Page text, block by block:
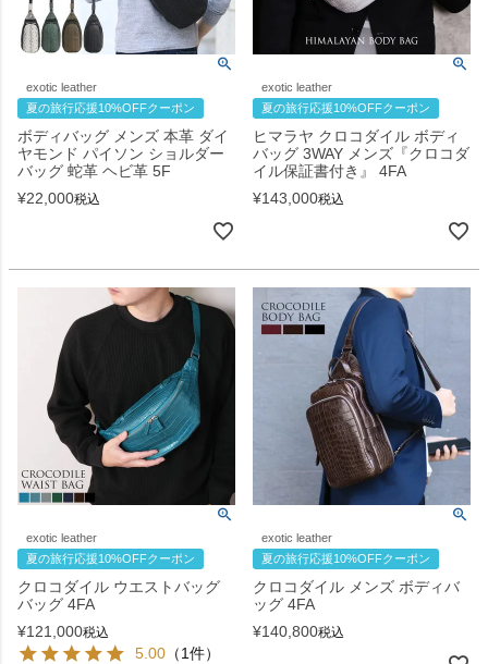
exotic leather
夏の旅行応援10%OFFクーポン
ボディバッグ メンズ 本革 ダイ
ヤモンド パイソン ショルダー
バッグ 蛇革 ヘビ革 5F
¥22,000税込
exotic leather
夏の旅行応援10%OFFクーポン
ヒマラヤ クロコダイル ボディ
バッグ 3WAY メンズ『クロコダ
イル保証書付き』 4FA
¥143,000税込
exotic leather
夏の旅行応援10%OFFクーポン
クロコダイル ウエストバッグ
バッグ 4FA
¥121,000税込
5.00 （1件）
exotic leather
夏の旅行応援10%OFFクーポン
クロコダイル メンズ ボディバ
ッグ 4FA
¥140,800税込